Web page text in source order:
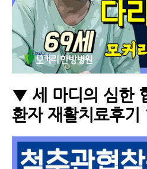
▼ 세 마디의 심한
환자 재활치료후